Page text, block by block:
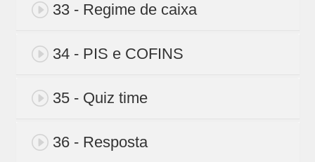
33 - Regime de caixa
34 - PIS e COFINS
35 - Quiz time
36 - Resposta